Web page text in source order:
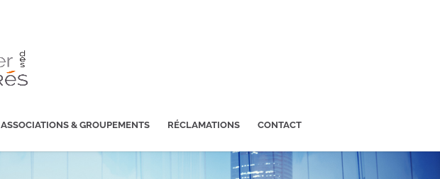
ASSOCIATIONS & GROUPEMENTS RÉCLAMATIONS CONTACT